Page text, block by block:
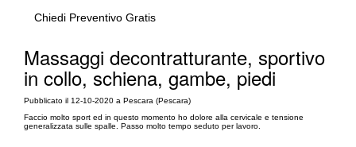
Chiedi Preventivo Gratis
Massaggi decontratturante, sportivo
in collo, schiena, gambe, piedi
Pubblicato il 12-10-2020 a Pescara (Pescara)
Faccio molto sport ed in questo momento ho dolore alla cervicale e tensione
generalizzata sulle spalle. Passo molto tempo seduto per lavoro.